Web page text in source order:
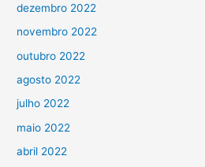
dezembro 2022
novembro 2022
outubro 2022
agosto 2022
julho 2022
maio 2022
abril 2022